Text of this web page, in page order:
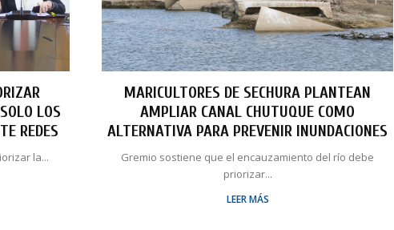
LOS
REDES
la...
MARICULTORES DE SECHURA PLANTEAN
AMPLIAR CANAL CHUTUQUE COMO
ALTERNATIVA PARA PREVENIR INUNDACIONES
Gremio sostiene que el encauzamiento del río debe
priorizar...
LEER MÁS